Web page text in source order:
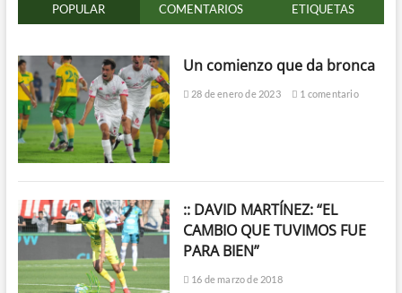
POPULAR COMENTARIOS ETIQUETAS
Un comienzo que da bronca
28 de enero de 2023 1 comentario
:: DAVID MARTÍNEZ: “EL
CAMBIO QUE TUVIMOS FUE
PARA BIEN”
16 de marzo de 2018